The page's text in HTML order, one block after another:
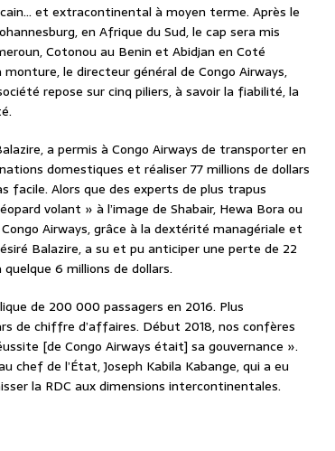
et extracontinental à moyen terme. Après le
en Afrique du Sud, le cap sera mis
Cotonou au Benin et Abidjan en Coté
le directeur général de Congo Airways,
repose sur cinq piliers, à savoir la fiabilité, la
a permis à Congo Airways de transporter en
domestiques et réaliser 77 millions de dollars
facile. Alors que des experts de plus trapus
volant » à l’image de Shabair, Hewa Bora ou
Airways, grâce à la dextérité managériale et
Balazire, a su et pu anticiper une perte de 22
6 millions de dollars.
de 200 000 passagers en 2016. Plus
de chiffre d’affaires. Début 2018, nos confères
[de Congo Airways était] sa gouvernance ».
de l’État, Joseph Kabila Kabange, qui a eu
la RDC aux dimensions intercontinentales.